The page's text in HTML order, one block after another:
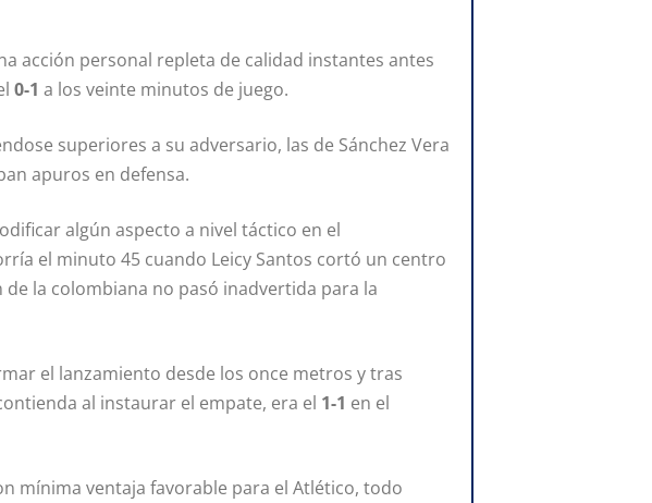
acción personal repleta de calidad instantes antes
0-1 a los veinte minutos de juego.
superiores a su adversario, las de Sánchez Vera
apuros en defensa.
algún aspecto a nivel táctico en el
el minuto 45 cuando Leicy Santos cortó un centro
la colombiana no pasó inadvertida para la
el lanzamiento desde los once metros y tras
al instaurar el empate, era el 1-1 en el
mínima ventaja favorable para el Atlético, todo